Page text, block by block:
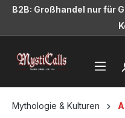
springen
B2B: Großhandel nur für
Mythologie & Kulturen